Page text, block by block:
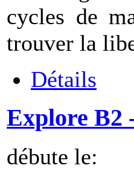
cycles de
trouver la
Détails
Explore B2
débute le: